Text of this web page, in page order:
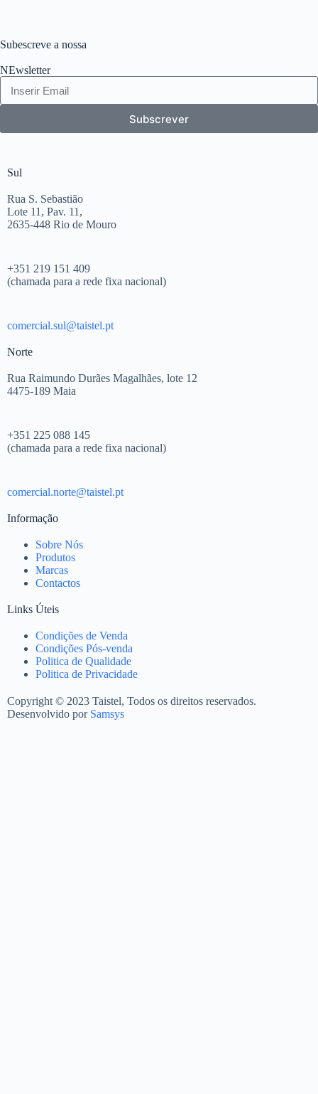
Subescreve a nossa
NEwsletter
Subscrever
Sul
Rua S. Sebastião
Lote 11, Pav. 11,
2635-448 Rio de Mouro
+351 219 151 409
(chamada para a rede fixa nacional)
comercial.sul@taistel.pt
Norte
Rua Raimundo Durães Magalhães, lote 12
4475-189 Maia
+351 225 088 145
(chamada para a rede fixa nacional)
comercial.norte@taistel.pt
Informação
Sobre Nós
Produtos
Marcas
Contactos
Links Úteis
Condições de Venda
Condições Pós-venda
Politica de Qualidade
Politica de Privacidade
Copyright © 2023 Taistel, Todos os direitos reservados.
Desenvolvido por Samsys